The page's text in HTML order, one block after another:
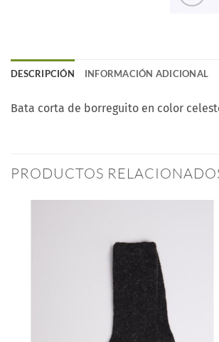
DESCRIPCIÓN INFORMACIÓN ADICIONAL
Bata corta de borreguito en color
PRODUCTOS